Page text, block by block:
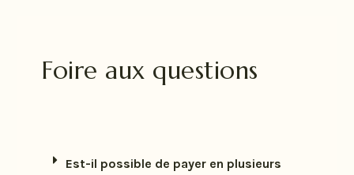
Foire aux questions
Est-il possible de payer en plusieurs